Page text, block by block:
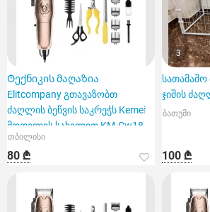
Ტექნიკის მაღაზია
Elitcompany გთავაზობთ
ძაღლის ბეწვის საკრეჭს Kemei
მოდელის სახელით KM-Cw18.
თბილისი
80 ₾
3
სათამაშო
ჯიშის
ბათუმი
100 ₾